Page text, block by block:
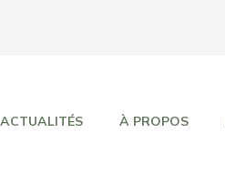
ACTUALITÉS À PROPOS